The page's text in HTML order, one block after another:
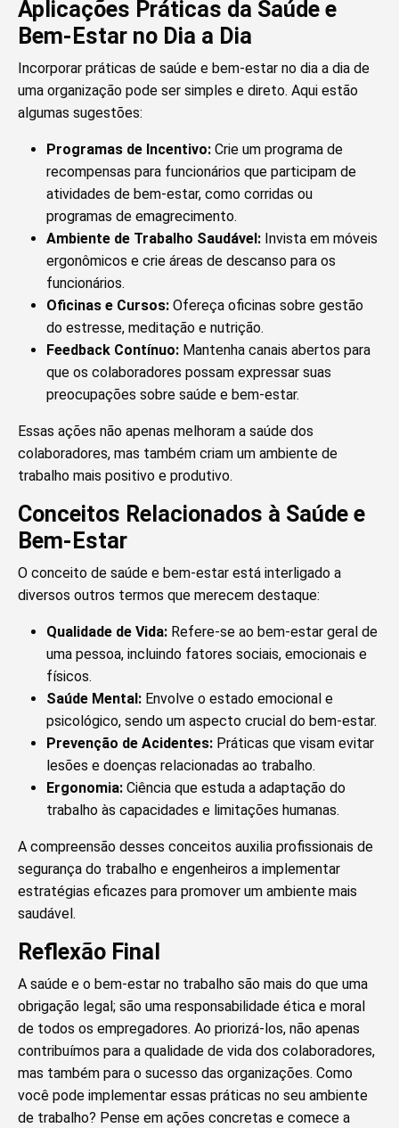
Aplicações Práticas da Saúde e
Bem-Estar no Dia a Dia
Incorporar práticas de saúde e bem-estar no dia a dia de
uma organização pode ser simples e direto. Aqui estão
algumas sugestões:
Programas de Incentivo: Crie um programa de
recompensas para funcionários que participam de
atividades de bem-estar, como corridas ou
programas de emagrecimento.
Ambiente de Trabalho Saudável: Invista em móveis
ergonômicos e crie áreas de descanso para os
funcionários.
Oficinas e Cursos: Ofereça oficinas sobre gestão
do estresse, meditação e nutrição.
Feedback Contínuo: Mantenha canais abertos para
que os colaboradores possam expressar suas
preocupações sobre saúde e bem-estar.
Essas ações não apenas melhoram a saúde dos
colaboradores, mas também criam um ambiente de
trabalho mais positivo e produtivo.
Conceitos Relacionados à Saúde e
Bem-Estar
O conceito de saúde e bem-estar está interligado a
diversos outros termos que merecem destaque:
Qualidade de Vida: Refere-se ao bem-estar geral de
uma pessoa, incluindo fatores sociais, emocionais e
físicos.
Saúde Mental: Envolve o estado emocional e
psicológico, sendo um aspecto crucial do bem-estar.
Prevenção de Acidentes: Práticas que visam evitar
lesões e doenças relacionadas ao trabalho.
Ergonomia: Ciência que estuda a adaptação do
trabalho às capacidades e limitações humanas.
A compreensão desses conceitos auxilia profissionais de
segurança do trabalho e engenheiros a implementar
estratégias eficazes para promover um ambiente mais
saudável.
Reflexão Final
A saúde e o bem-estar no trabalho são mais do que uma
obrigação legal; são uma responsabilidade ética e moral
de todos os empregadores. Ao priorizá-los, não apenas
contribuímos para a qualidade de vida dos colaboradores,
mas também para o sucesso das organizações. Como
você pode implementar essas práticas no seu ambiente
de trabalho? Pense em ações concretas e comece a